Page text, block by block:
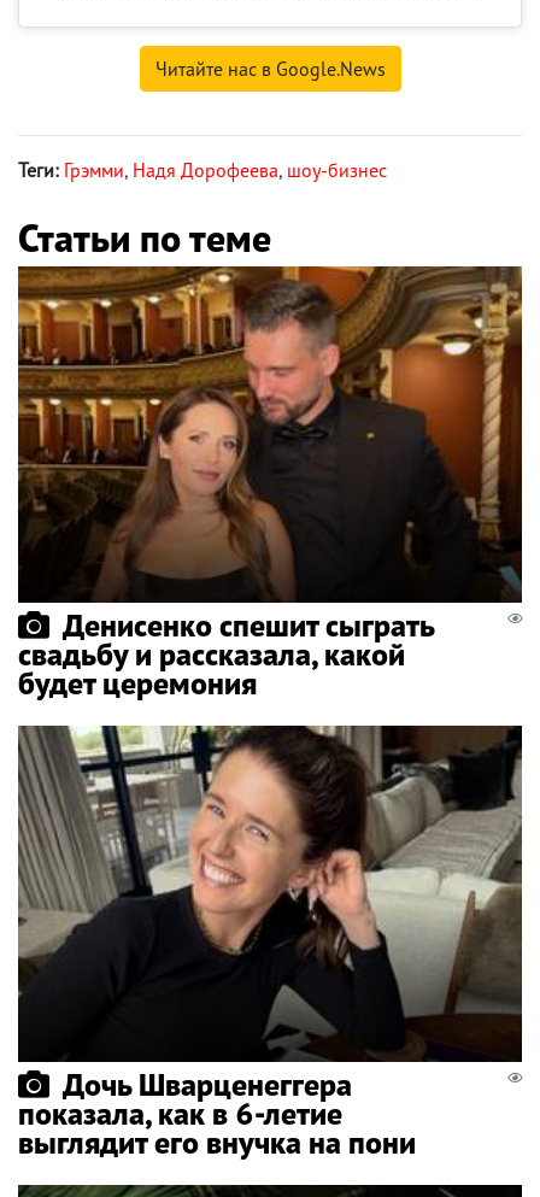
Читайте нас в Google.News
Теги: Грэмми, Надя Дорофеева, шоу-бизнес
Статьи по теме
Денисенко спешит сыграть
свадьбу и рассказала, какой
будет церемония
Дочь Шварценеггера
показала, как в 6-летие
выглядит его внучка на пони